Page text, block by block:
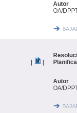
Autor
OA/
Autor
OA/